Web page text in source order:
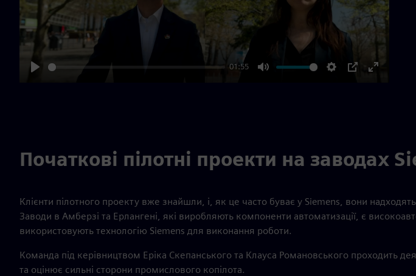
01:55
Початкові пілотні проекти на заводах
Клієнти пілотного проекту вже знайшли, і, як це часто буває у Siemens, вони
Заводи в Амберзі та Ерлангені, які виробляють компоненти автоматизації, є
використовують технологію Siemens для виконання роботи.
Команда під керівництвом Еріка Скепанського та Клауса Романовського проходить
та оцінює сильні сторони промислового копілота.